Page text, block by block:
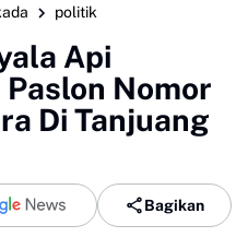
politik
Api
Nomor
Di Tanjuang
Bagikan